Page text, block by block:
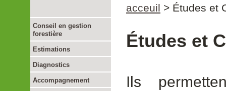
Conseil en gestion
forestière
Estimations
Diagnostics
Accompagnement
acceuil > Études et
Études et
Ils